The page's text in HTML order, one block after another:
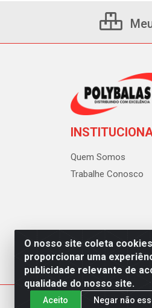
O nosso site coleta
proporcionar uma
publicidade relevante de
qualidade do nosso site.
Aceito Negar não
Quem Somos
Trabalhe Conosco